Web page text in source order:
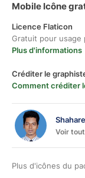
Mobile Icône
Licence Flaticon
Gratuit pour usage
Plus d'informations
Créditer le
Comment créditer
Voir
Plus d'icônes du